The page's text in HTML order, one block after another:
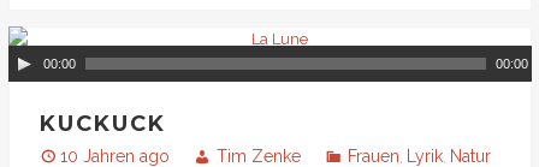
00:00 00:00
KUCKUCK
10 Jahren ago Tim Zenke Frauen Lyrik, Natur